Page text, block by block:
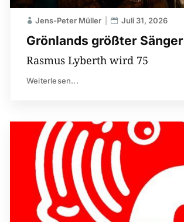
Grönlands größter Sänger
Jens-Peter Müller Juli 31, 2026
Rasmus Lyberth wird 75
Weiterlesen...